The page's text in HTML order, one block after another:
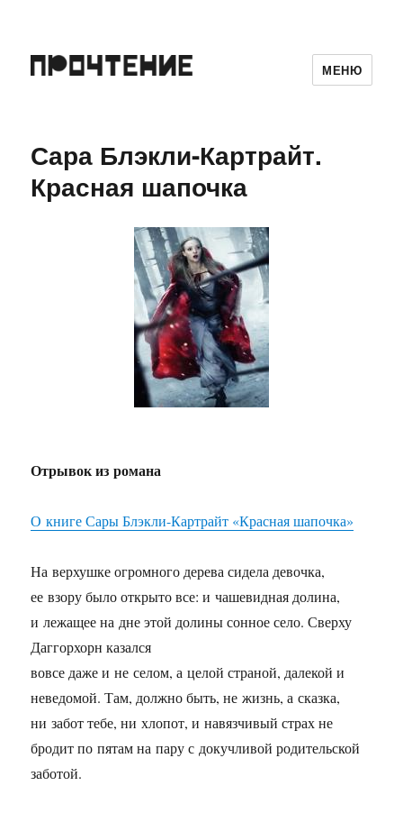
МЕНЮ
Сара Блэкли-Картрайт.
Красная шапочка
Отрывок из романа
О книге Сары Блэкли-Картрайт «Красная шапочка»
На верхушке огромного дерева сидела девочка,
ее взору было открыто все: и чашевидная долина,
и лежащее на дне этой долины сонное село. Сверху
Даггорхорн казался
вовсе даже и не селом, а целой страной, далекой и
неведомой. Там, должно быть, не жизнь, а сказка,
ни забот тебе, ни хлопот, и навязчивый страх не
бродит по пятам на пару с докучливой родительской
заботой.